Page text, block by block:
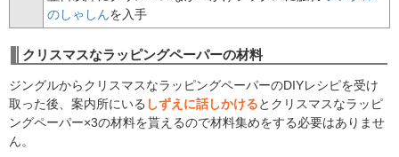
のしゃしんを入手
クリスマスなラッピングペーパーの材料
ジングルからクリスマスなラッピングペーパーのDIYレシピを受け
取った後、案内所にいる しずえに話しかけるとクリスマスなラッピ
ングペーパー×3の材料を貰えるので材料集めをする必要はありませ
ん。